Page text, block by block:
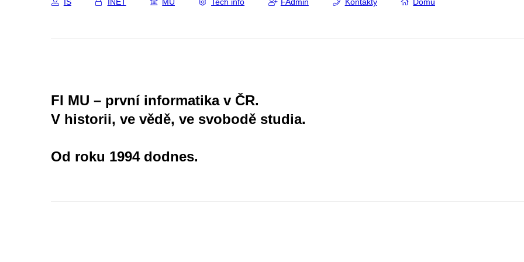
FI MU – první informatika v ČR.
V historii, ve vědě, ve svobodě studia.
Od roku 1994 dodnes.